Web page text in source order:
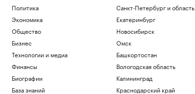
Политика
Экономика
Общество
Бизнес
Технологии и медиа
Финансы
Биографии
База знаний
Санкт-Петербург и область
Екатеринбург
Новосибирск
Омск
Башкортостан
Вологодская область
Калининград
Краснодарский край